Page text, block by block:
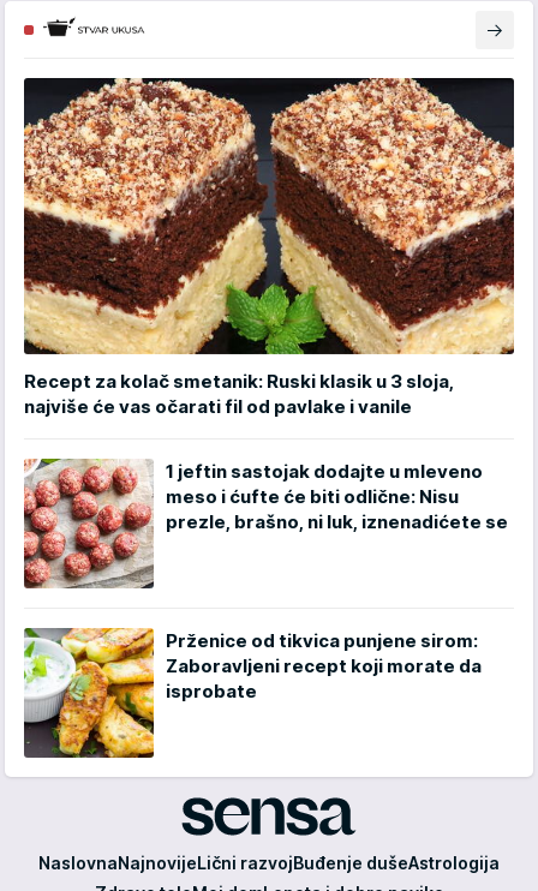
Recept za kolač smetanik: Ruski klasik u 3 sloja,
najviše će vas očarati fil od pavlake i vanile
1 jeftin sastojak dodajte u mleveno
meso i ćufte će biti odlične: Nisu
prezle, brašno, ni luk, iznenadićete se
Prženice od tikvica punjene sirom:
Zaboravljeni recept koji morate da
isprobate
Sensa
NaslovnaNajnovijeLični razvojBuđenje dušeAstrologija